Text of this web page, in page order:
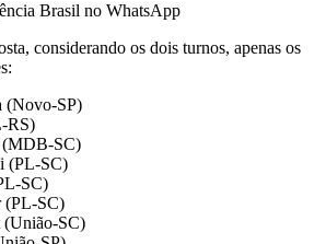
Brasil no WhatsApp
considerando os dois turnos, apenas os
(Novo-SP)
RS)
(MDB-SC)
(PL-SC)
SC)
(PL-SC)
(União-SC)